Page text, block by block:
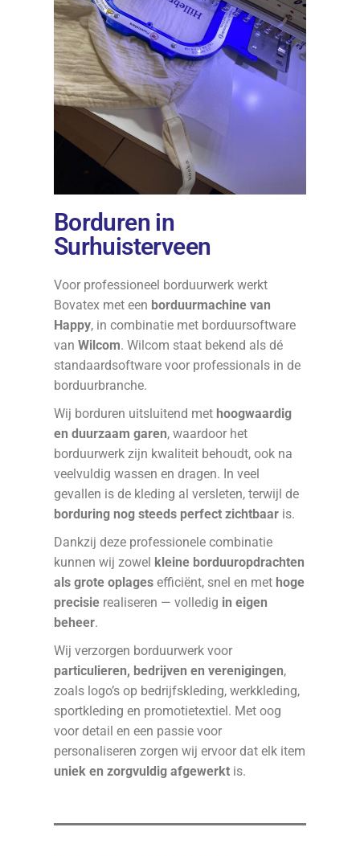
Borduren in
Surhuisterveen
Voor professioneel borduurwerk werkt
Bovatex met een borduurmachine van
Happy, in combinatie met borduursoftware
van Wilcom. Wilcom staat bekend als dé
standaardsoftware voor professionals in de
borduurbranche.
Wij borduren uitsluitend met hoogwaardig
en duurzaam garen, waardoor het
borduurwerk zijn kwaliteit behoudt, ook na
veelvuldig wassen en dragen. In veel
gevallen is de kleding al versleten, terwijl de
borduring nog steeds perfect zichtbaaris.
Dankzij deze professionele combinatie
kunnen wij zowel kleine borduuropdrachten
als grote oplagesefficiënt, snel en met hoge
precisierealiseren — volledig in eigen
beheer.
Wij verzorgen borduurwerk voor
particulieren, bedrijven en verenigingen,
zoals logo’s op bedrijfskleding, werkkleding,
sportkleding en promotietextiel. Met oog
voor detail en een passie voor
personaliseren zorgen wij ervoor dat elk item
uniek en zorgvuldig afgewerktis.